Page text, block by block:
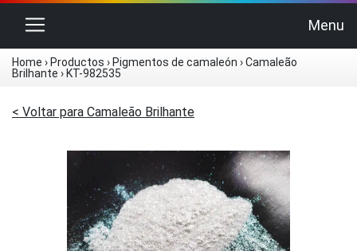
Alternar navegação Menu
Home › Productos › Pigmentos de camaleón ›Camaleão
Brilhante › KT-982535
< Voltar para Camaleão Brilhante